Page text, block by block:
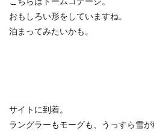
おもしろい形をしていますね。
泊まってみたいかも。
サイトに到着。
ラングラーもモーグも、うっすら雪が